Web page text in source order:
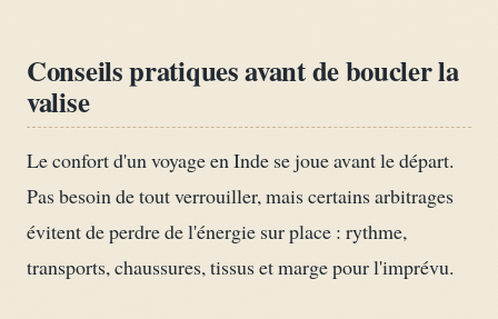
Conseils pratiques avant de boucler la
valise
Le confort d'un voyage en Inde se joue avant le départ.
Pas besoin de tout verrouiller, mais certains arbitrages
évitent de perdre de l'énergie sur place : rythme,
transports, chaussures, tissus et marge pour l'imprévu.